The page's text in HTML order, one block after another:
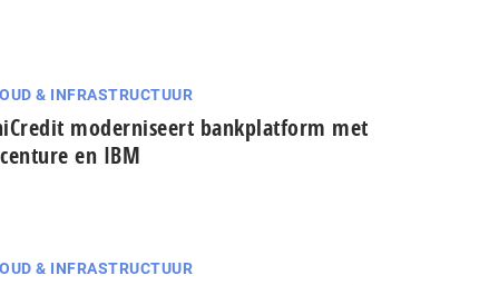
& INFRASTRUCTUUR
moderniseert bankplatform met
en IBM
& INFRASTRUCTUUR